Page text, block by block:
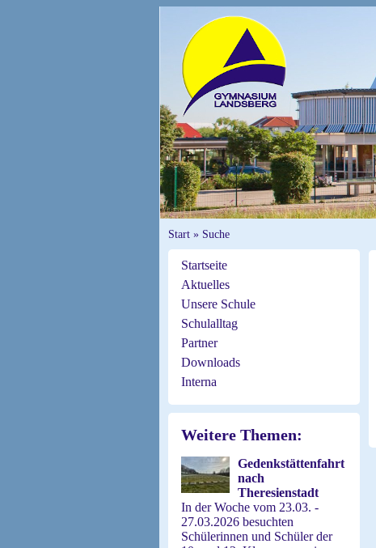
Start» Suche
Startseite
Aktuelles
Unsere Schule
Schulalltag
Partner
Downloads
Interna
Weitere Themen:
Gedenkstättenfahrt
nach
Theresienstadt
In der Woche vom 23.03. -
27.03.2026 besuchten
Schülerinnen und Schüler der